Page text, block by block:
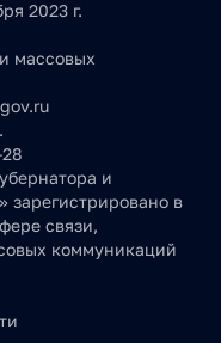
2023 г.
массовых
и
зарегистрировано в
связи,
коммуникаций